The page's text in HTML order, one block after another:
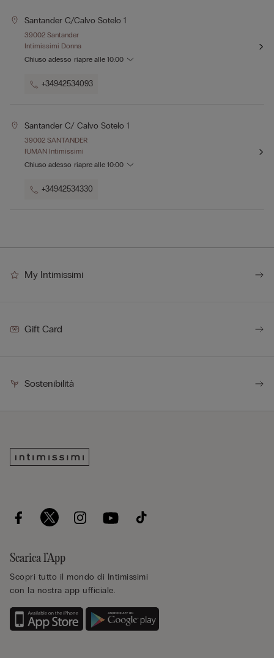
Santander C/calvo Sotelo 1
39002 Santander
Intimissimi Donna
Chiuso adesso riapre alle 10:00
+34942534093
Santander C/ Calvo Sotelo 1
39002 SANTANDER
IUMAN Intimissimi
Chiuso adesso riapre alle 10:00
+34942534330
My Intimissimi
Gift Card
Sostenibilità
Scarica l’App
Scopri tutto il mondo di Intimissimi
con la nostra app ufficiale.